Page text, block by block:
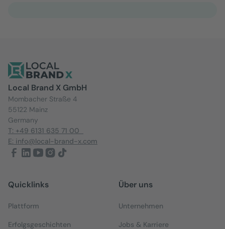
Local Brand X GmbH
Mombacher Straße 4
55122 Mainz
Germany
T: +49 6131 635 71 00
E: info@local-brand-x.com
Quicklinks
Plattform
Erfolgsgeschichten
Über uns
Unternehmen
Jobs & Karriere